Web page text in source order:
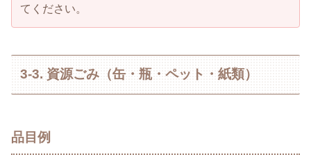
てください。
3-3. 資源ごみ（缶・瓶・ペット・紙類）
品目例